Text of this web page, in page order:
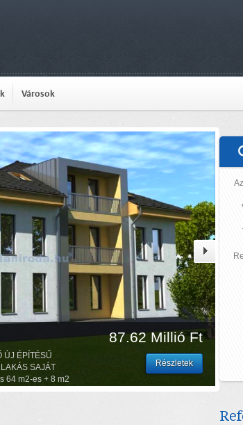
Városok
62,5 m2-es +
(25,2 m2),
81.9 Millió Ft
Részletek